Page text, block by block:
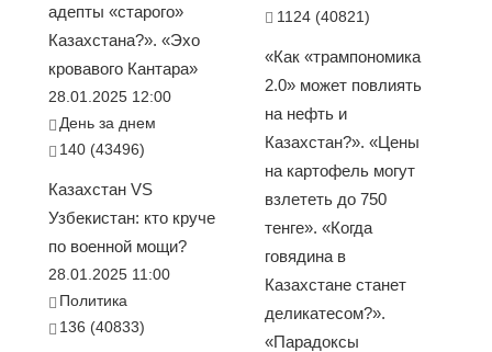
адепты «старого»
Казахстана?». «Эхо
кровавого Кантара»
28.01.2025 12:00
День за днем
140 (43496)
Казахстан VS
Узбекистан: кто круче
по военной мощи?
28.01.2025 11:00
Политика
136 (40833)
1124 (40821)
«Как «трампономика
2.0» может повлиять
на нефть и
Казахстан?». «Цены
на картофель могут
взлететь до 750
тенге». «Когда
говядина в
Казахстане станет
деликатесом?».
«Парадоксы